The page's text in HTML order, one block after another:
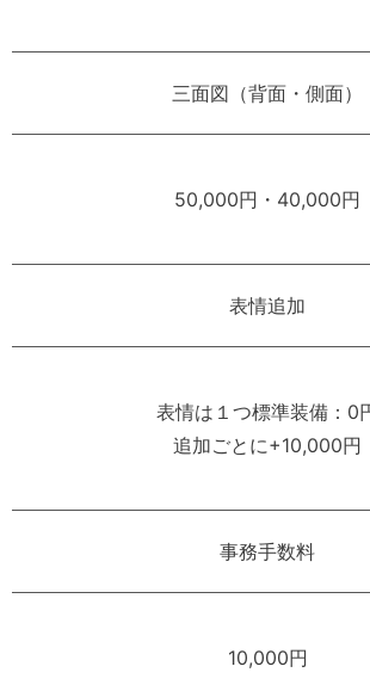
三面図（背面・側面）
50,000円・40,000円
表情追加
表情は１つ標準装備：0
追加ごとに+10,000円
事務手数料
10,000円